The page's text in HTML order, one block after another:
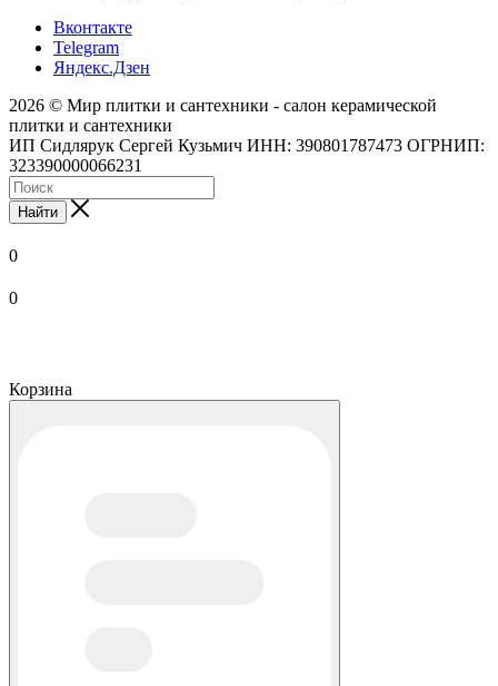
Вконтакте
Telegram
Яндекс.Дзен
2026 © Мир плитки и сантехники - салон керамической
плитки и сантехники
ИП Сидлярук Сергей Кузьмич ИНН: 390801787473 ОГРНИП:
323390000066231
Найти
0
0
Корзина